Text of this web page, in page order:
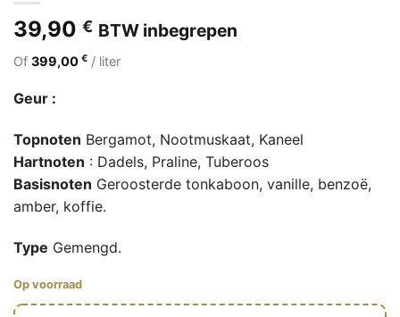
39,90 € BTW inbegrepen
Of 399,00 € / liter
Geur :
Topnoten Bergamot, Nootmuskaat, Kaneel
Hartnoten : Dadels, Praline, Tuberoos
Basisnoten Geroosterde tonkaboon, vanille, benzoë,
amber, koffie.
Type Gemengd.
Op voorraad